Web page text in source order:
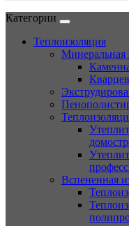
Категории
Теплоизоляция
Минеральная
Вспененная